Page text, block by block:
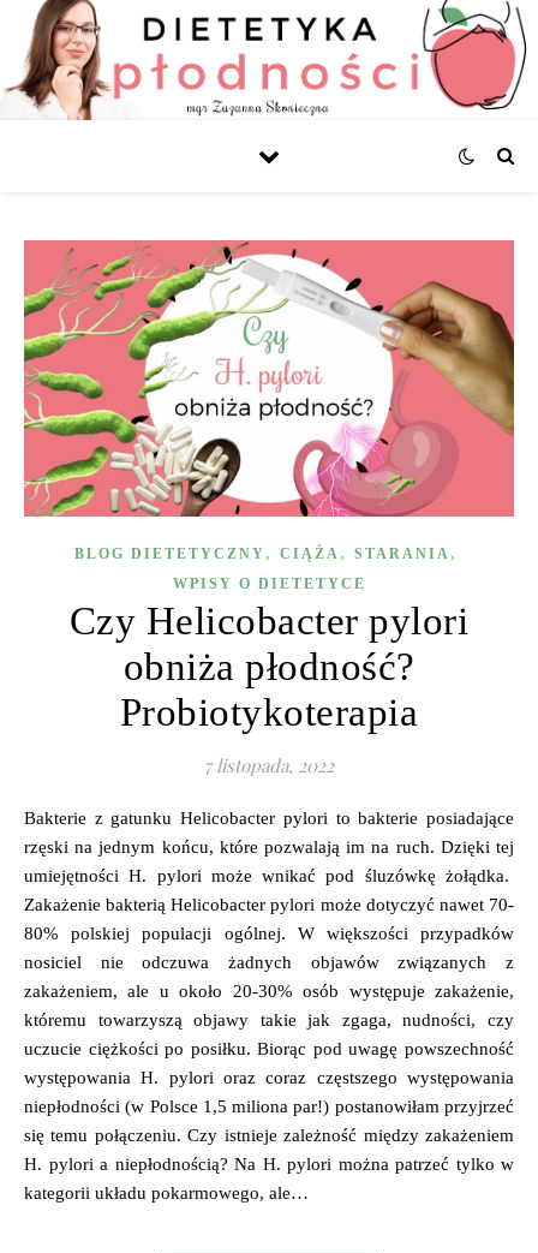
BLOG DIETETYCZNY , CIĄŻA , STARANIA ,
WPISY O DIETETYCE
Czy Helicobacter pylori
obniża płodność?
Probiotykoterapia
7 listopada, 2022
Bakterie z gatunku Helicobacter pylori to bakterie posiadające
rzęski na jednym końcu, które pozwalają im na ruch. Dzięki tej
umiejętności H. pylori może wnikać pod śluzówkę żołądka.
Zakażenie bakterią Helicobacter pylori może dotyczyć nawet 70-
80% polskiej populacji ogólnej. W większości przypadków
nosiciel nie odczuwa żadnych objawów związanych z
zakażeniem, ale u około 20-30% osób występuje zakażenie,
któremu towarzyszą objawy takie jak zgaga, nudności, czy
uczucie ciężkości po posiłku. Biorąc pod uwagę powszechność
występowania H. pylori oraz coraz częstszego występowania
niepłodności (w Polsce 1,5 miliona par!) postanowiłam przyjrzeć
się temu połączeniu. Czy istnieje zależność między zakażeniem
H. pylori a niepłodnością? Na H. pylori można patrzeć tylko w
kategorii układu pokarmowego, ale…